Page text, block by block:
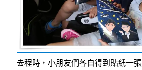
去程時，小朋友們各自得到貼紙一張